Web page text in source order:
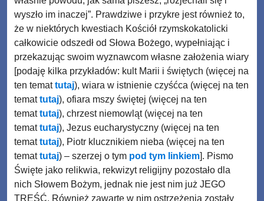
wyszło im inaczej”. Prawdziwe i przykre jest również to,
że w niektórych kwestiach Kościół rzymskokatolicki
całkowicie odszedł od Słowa Bożego, wypełniając i
przekazując swoim wyznawcom własne założenia wiary
[podaję kilka przykładów: kult Marii i świętych (więcej na
ten temattutaj), wiara w istnienie czyśćca (więcej na ten
temattutaj), ofiara mszy świętej (więcej na ten
temattutaj), chrzest niemowląt (więcej na ten
temattutaj), Jezus eucharystyczny (więcej na ten
temattutaj), Piotr klucznikiem nieba (więcej na ten
temattutaj) – szerzej o tym pod tym linkiem ]. Pismo
Święte jako relikwia, rekwizyt religijny pozostało dla
nich Słowem Bożym, jednak nie jest nim już JEGO
TREŚĆ. Również zawarte w nim ostrzeżenia zostały